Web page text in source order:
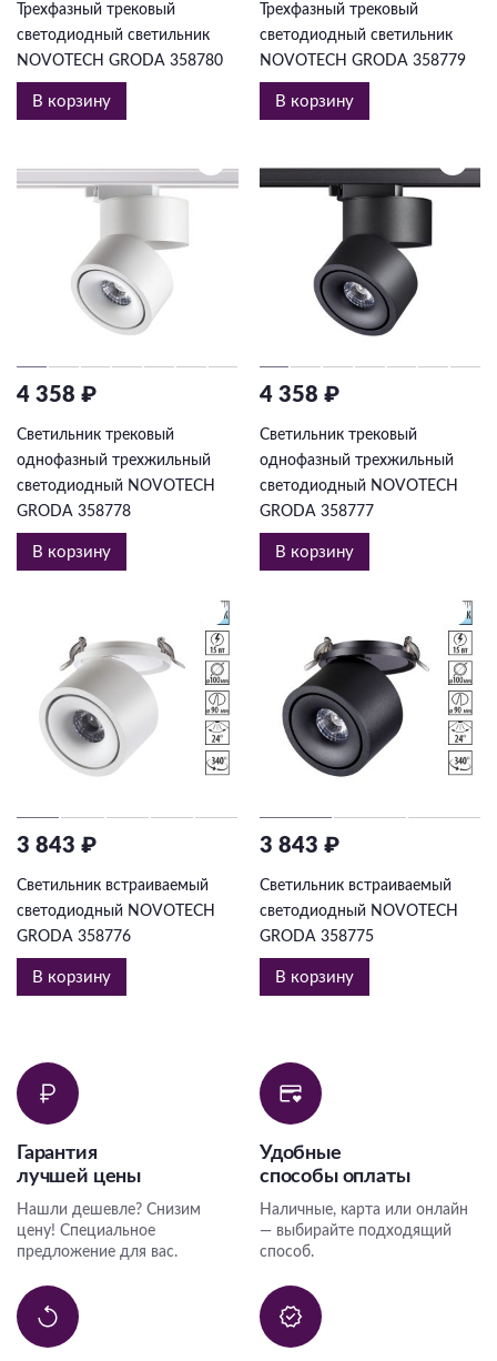
Трехфазный трековый
светодиодный светильник
NOVOTECH GRODA 358780
В корзину
Трехфазный трековый
светодиодный светильник
NOVOTECH GRODA 358779
В корзину
4 358 ₽
Светильник трековый
однофазный трехжильный
светодиодный NOVOTECH
GRODA 358778
В корзину
4 358 ₽
Светильник трековый
однофазный трехжильный
светодиодный NOVOTECH
GRODA 358777
В корзину
3 843 ₽
Светильник встраиваемый
светодиодный NOVOTECH
GRODA 358776
В корзину
3 843 ₽
Светильник встраиваемый
светодиодный NOVOTECH
GRODA 358775
В корзину
Гарантия
лучшей цены
Нашли дешевле? Снизим
цену! Специальное
предложение для вас.
Удобные
способы оплаты
Наличные, карта или онлайн
— выбирайте подходящий
способ.